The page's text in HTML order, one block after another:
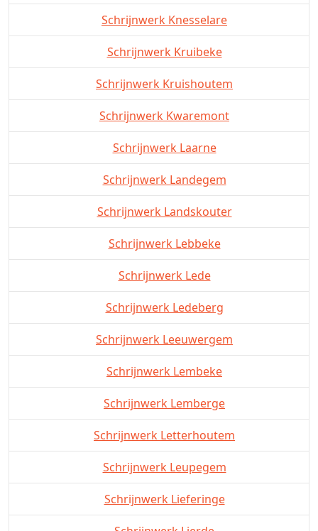
Schrijnwerk Knesselare
Schrijnwerk Kruibeke
Schrijnwerk Kruishoutem
Schrijnwerk Kwaremont
Schrijnwerk Laarne
Schrijnwerk Landegem
Schrijnwerk Landskouter
Schrijnwerk Lebbeke
Schrijnwerk Lede
Schrijnwerk Ledeberg
Schrijnwerk Leeuwergem
Schrijnwerk Lembeke
Schrijnwerk Lemberge
Schrijnwerk Letterhoutem
Schrijnwerk Leupegem
Schrijnwerk Lieferinge